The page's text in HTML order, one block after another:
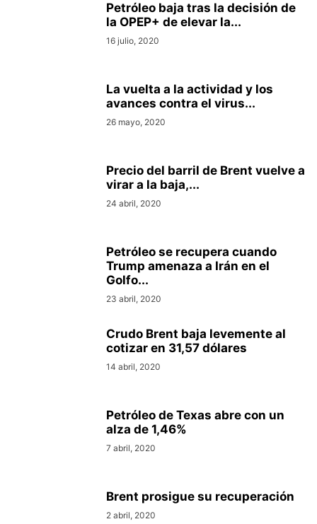
Petróleo baja tras la decisión de
la OPEP+ de elevar la...
16 julio, 2020
La vuelta a la actividad y los
avances contra el virus...
26 mayo, 2020
Precio del barril de Brent vuelve a
virar a la baja,...
24 abril, 2020
Petróleo se recupera cuando
Trump amenaza a Irán en el
Golfo...
23 abril, 2020
Crudo Brent baja levemente al
cotizar en 31,57 dólares
14 abril, 2020
Petróleo de Texas abre con un
alza de 1,46%
7 abril, 2020
Brent prosigue su recuperación
2 abril, 2020